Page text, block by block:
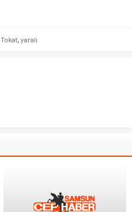
Tokat, yaralı